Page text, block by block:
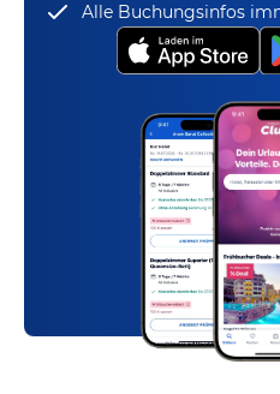
Alle Buchungsinfos